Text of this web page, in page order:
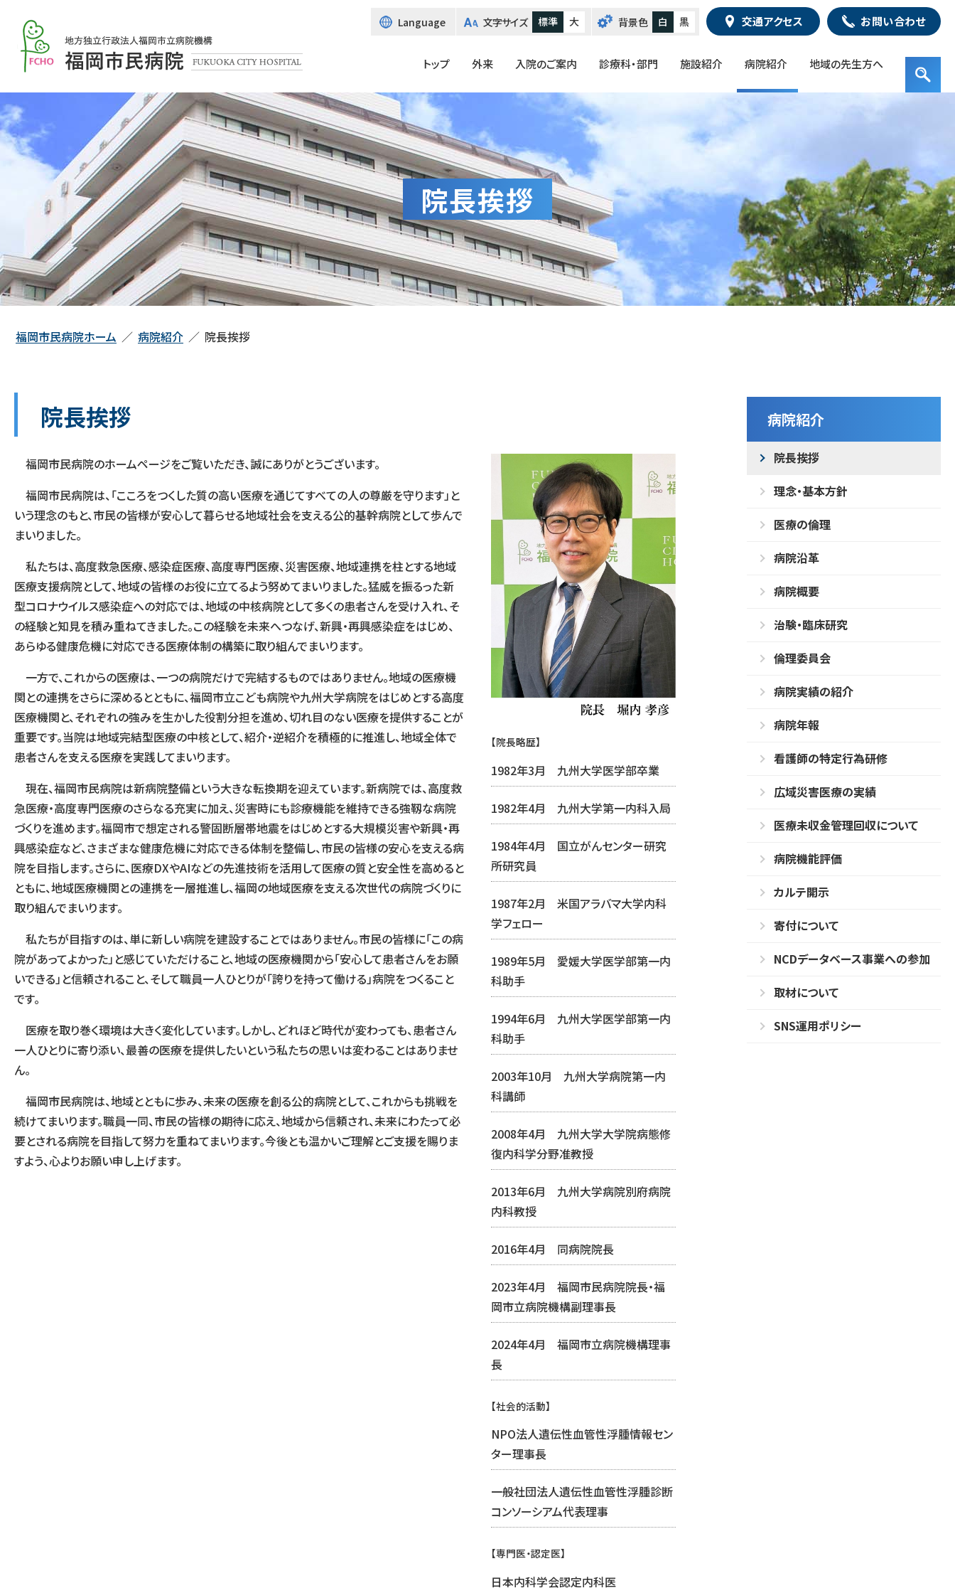
へ
福
岡
市
院
Language言
り
え
文字サイズ 標準 大 背景色 白 黒 交通アクセス お問い合わせ
トップ 外来 入院のご案内 診療科・部門 施設紹介 病院紹介 地域の先生方へ
ト
キ
院長挨拶
福岡市民病院ホーム 病院紹介 院長挨拶
院長挨拶
福岡市民病院のホームページをご覧いただき、誠にありがとうございます。
福岡市民病院は、「こころをつくした質の高い医療を通じてすべての人の尊厳を守ります」と
いう理念のもと、市民の皆様が安心して暮らせる地域社会を支える公的基幹病院として歩んで
まいりました。
私たちは、高度救急医療、感染症医療、高度専門医療、災害医療、地域連携を柱とする地域
医療支援病院として、地域の皆様のお役に立てるよう努めてまいりました。猛威を振るった新
型コロナウイルス感染症への対応では、地域の中核病院として多くの患者さんを受け入れ、そ
の経験と知見を積み重ねてきました。この経験を未来へつなげ、新興・再興感染症をはじめ、
あらゆる健康危機に対応できる医療体制の構築に取り組んでまいります。
一方で、これからの医療は、一つの病院だけで完結するものではありません。地域の医療機
関との連携をさらに深めるとともに、福岡市立こども病院や九州大学病院をはじめとする高度
医療機関と、それぞれの強みを生かした役割分担を進め、切れ目のない医療を提供することが
重要です。当院は地域完結型医療の中核として、紹介・逆紹介を積極的に推進し、地域全体で
患者さんを支える医療を実践してまいります。
現在、福岡市民病院は新病院整備という大きな転換期を迎えています。新病院では、高度救
急医療・高度専門医療のさらなる充実に加え、災害時にも診療機能を維持できる強靱な病院
づくりを進めます。福岡市で想定される警固断層帯地震をはじめとする大規模災害や新興・再
興感染症など、さまざまな健康危機に対応できる体制を整備し、市民の皆様の安心を支える病
院を目指します。さらに、医療DXやAIなどの先進技術を活用して医療の質と安全性を高めると
ともに、地域医療機関との連携を一層推進し、福岡の地域医療を支える次世代の病院づくりに
取り組んでまいります。
私たちが目指すのは、単に新しい病院を建設することではありません。市民の皆様に「この病
院があってよかった」と感じていただけること、地域の医療機関から「安心して患者さんをお願
いできる」と信頼されること、そして職員一人ひとりが「誇りを持って働ける」病院をつくること
です。
医療を取り巻く環境は大きく変化しています。しかし、どれほど時代が変わっても、患者さん
一人ひとりに寄り添い、最善の医療を提供したいという私たちの思いは変わることはありませ
ん。
福岡市民病院は、地域とともに歩み、未来の医療を創る公的病院として、これからも挑戦を
続けてまいります。職員一同、市民の皆様の期待に応え、地域から信頼され、未来にわたって必
要とされる病院を目指して努力を重ねてまいります。今後とも温かいご理解とご支援を賜りま
すよう、心よりお願い申し上げます。
【院長略歴】
1982年3月 九州大学医学部卒業
1982年4月 九州大学第一内科入局
1984年4月 国立がんセンター研究
所研究員
1987年2月 米国アラバマ大学内科
学フェロー
1989年5月 愛媛大学医学部第一内
科助手
1994年6月 九州大学医学部第一内
科助手
2003年10月 九州大学病院第一内
科講師
2008年4月 九州大学大学院病態修
復内科学分野准教授
2013年6月 九州大学病院別府病院
内科教授
2016年4月 同病院院長
2023年4月 福岡市民病院院長・福
岡市立病院機構副理事長
2024年4月 福岡市立病院機構理事
長
【社会的活動】
NPO法人遺伝性血管性浮腫情報セン
ター理事長
一般社団法人遺伝性血管性浮腫診断
コンソーシアム代表理事
【専門医・認定医】
日本内科学会認定内科医
病院紹介
院長挨拶
理念・基本方針
医療の倫理
病院沿革
病院概要
治験・臨床研究
倫理委員会
病院実績の紹介
病院年報
看護師の特定行為研修
広域災害医療の実績
医療未収金管理回収について
病院機能評価
カルテ開示
寄付について
NCDデータベース事業への参加
取材について
SNS運用ポリシー